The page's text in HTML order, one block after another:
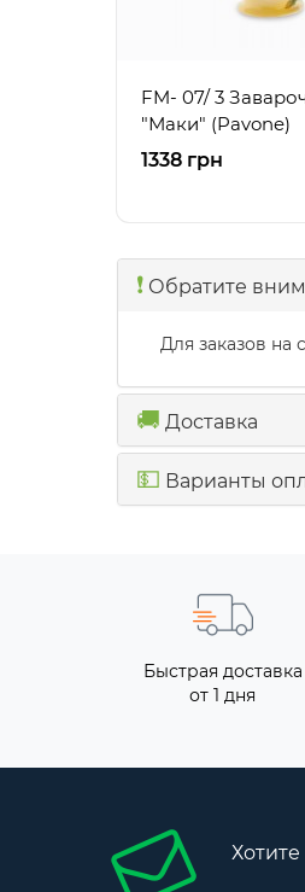
FM- 07/ 3
"Маки" (Pavone)
1338 грн
❗️ Обратите
Для заказов на
🚚 Доставка
💵 Варианты
Быстрая доставка
от 1 дня